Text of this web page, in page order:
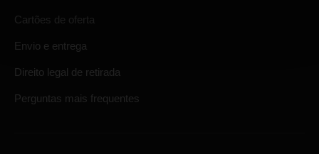
Cartões de oferta
Envio e entrega
Direito legal de retirada
Perguntas mais frequentes